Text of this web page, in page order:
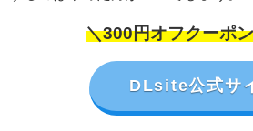
＼300円オフクーポ
DLsite公式サ